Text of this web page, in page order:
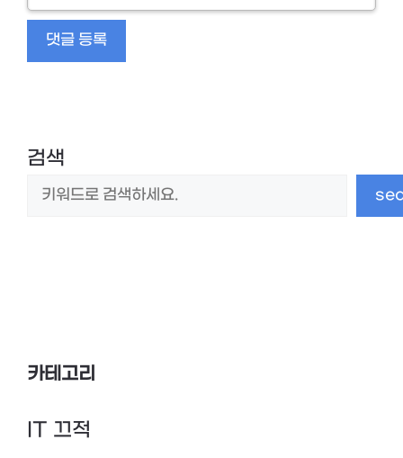
네
검색
카테고리
IT 끄적